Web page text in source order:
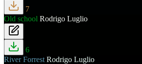
7
Old school Rodrigo Luglio
6
River Forrest Rodrigo Luglio